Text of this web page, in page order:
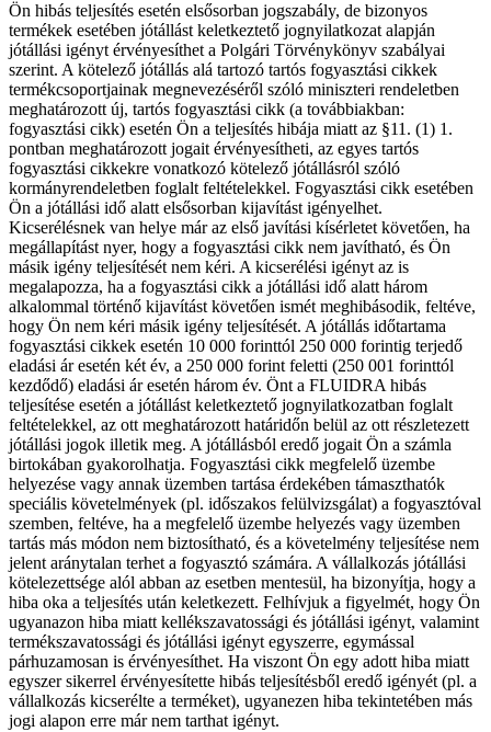
Ön hibás teljesítés esetén elsősorban jogszabály, de bizonyos
termékek esetében jótállást keletkeztető jognyilatkozat alapján
jótállási igényt érvényesíthet a Polgári Törvénykönyv szabályai
szerint. A kötelező jótállás alá tartozó tartós fogyasztási cikkek
termékcsoportjainak megnevezéséről szóló miniszteri rendeletben
meghatározott új, tartós fogyasztási cikk (a továbbiakban:
fogyasztási cikk) esetén Ön a teljesítés hibája miatt az §11. (1) 1.
pontban meghatározott jogait érvényesítheti, az egyes tartós
fogyasztási cikkekre vonatkozó kötelező jótállásról szóló
kormányrendeletben foglalt feltételekkel. Fogyasztási cikk esetében
Ön a jótállási idő alatt elsősorban kijavítást igényelhet.
Kicserélésnek van helye már az első javítási kísérletet követően, ha
megállapítást nyer, hogy a fogyasztási cikk nem javítható, és Ön
másik igény teljesítését nem kéri. A kicserélési igényt az is
megalapozza, ha a fogyasztási cikk a jótállási idő alatt három
alkalommal történő kijavítást követően ismét meghibásodik, feltéve,
hogy Ön nem kéri másik igény teljesítését. A jótállás időtartama
fogyasztási cikkek esetén 10 000 forinttól 250 000 forintig terjedő
eladási ár esetén két év, a 250 000 forint feletti (250 001 forinttól
kezdődő) eladási ár esetén három év. Önt a FLUIDRA hibás
teljesítése esetén a jótállást keletkeztető jognyilatkozatban foglalt
feltételekkel, az ott meghatározott határidőn belül az ott részletezett
jótállási jogok illetik meg. A jótállásból eredő jogait Ön a számla
birtokában gyakorolhatja. Fogyasztási cikk megfelelő üzembe
helyezése vagy annak üzemben tartása érdekében támaszthatók
speciális követelmények (pl. időszakos felülvizsgálat) a fogyasztóval
szemben, feltéve, ha a megfelelő üzembe helyezés vagy üzemben
tartás más módon nem biztosítható, és a követelmény teljesítése nem
jelent aránytalan terhet a fogyasztó számára. A vállalkozás jótállási
kötelezettsége alól abban az esetben mentesül, ha bizonyítja, hogy a
hiba oka a teljesítés után keletkezett. Felhívjuk a figyelmét, hogy Ön
ugyanazon hiba miatt kellékszavatossági és jótállási igényt, valamint
termékszavatossági és jótállási igényt egyszerre, egymással
párhuzamosan is érvényesíthet. Ha viszont Ön egy adott hiba miatt
egyszer sikerrel érvényesítette hibás teljesítésből eredő igényét (pl. a
vállalkozás kicserélte a terméket), ugyanezen hiba tekintetében más
jogi alapon erre már nem tarthat igényt.